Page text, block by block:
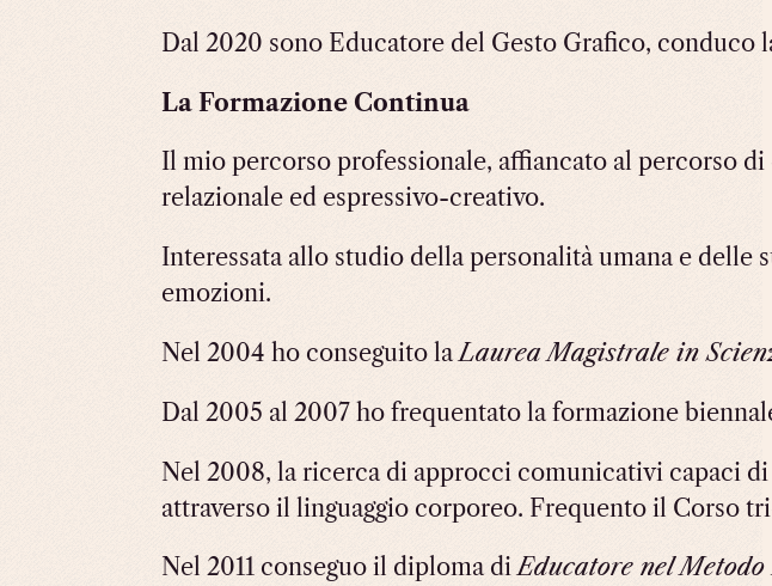
Dal 2020 sono Educatore del Gesto Grafico,
La Formazione Continua
Il mio percorso professionale, affiancato al percorso
relazionale ed espressivo-creativo.
Interessata allo studio della personalità umana e
emozioni.
Nel 2004 ho conseguito laLaurea Magistrale in
Dal 2005 al 2007 ho frequentato la formazione
Nel 2008, la ricerca di approcci comunicativi capaci
attraverso il linguaggio corporeo. Frequento il Corso
Nel 2011 conseguo il diploma diEducatore nel